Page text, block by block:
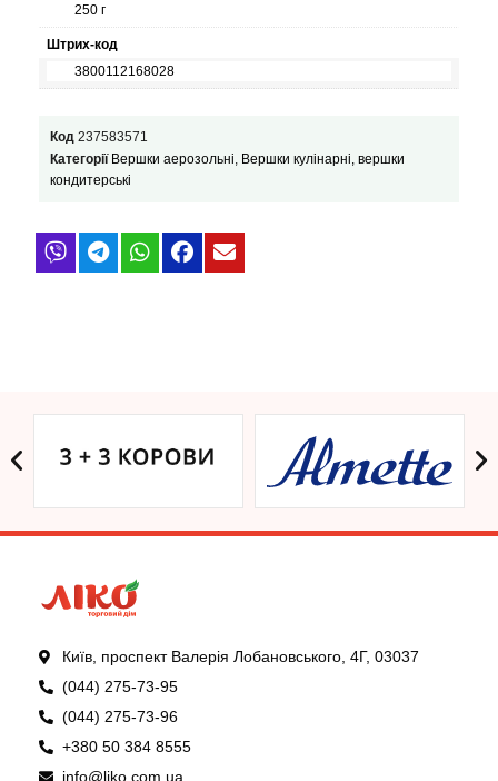
250 г
Штрих-код
3800112168028
Код 237583571
Категорії Вершки аерозольні, Вершки кулінарні, вершки
кондитерські
Київ, проспект Валерія Лобановського, 4Г, 03037
(044) 275-73-95
(044) 275-73-96
+380 50 384 8555
info@liko.com.ua